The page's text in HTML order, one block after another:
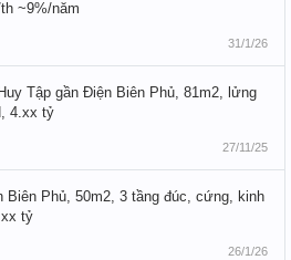
~9%/năm
31/1/26
Tập gần Điện Biên Phủ, 81m2, lửng
4.xx tỷ
27/11/25
Biên Phủ, 50m2, 3 tầng đúc, cứng, kinh
tỷ
26/1/26